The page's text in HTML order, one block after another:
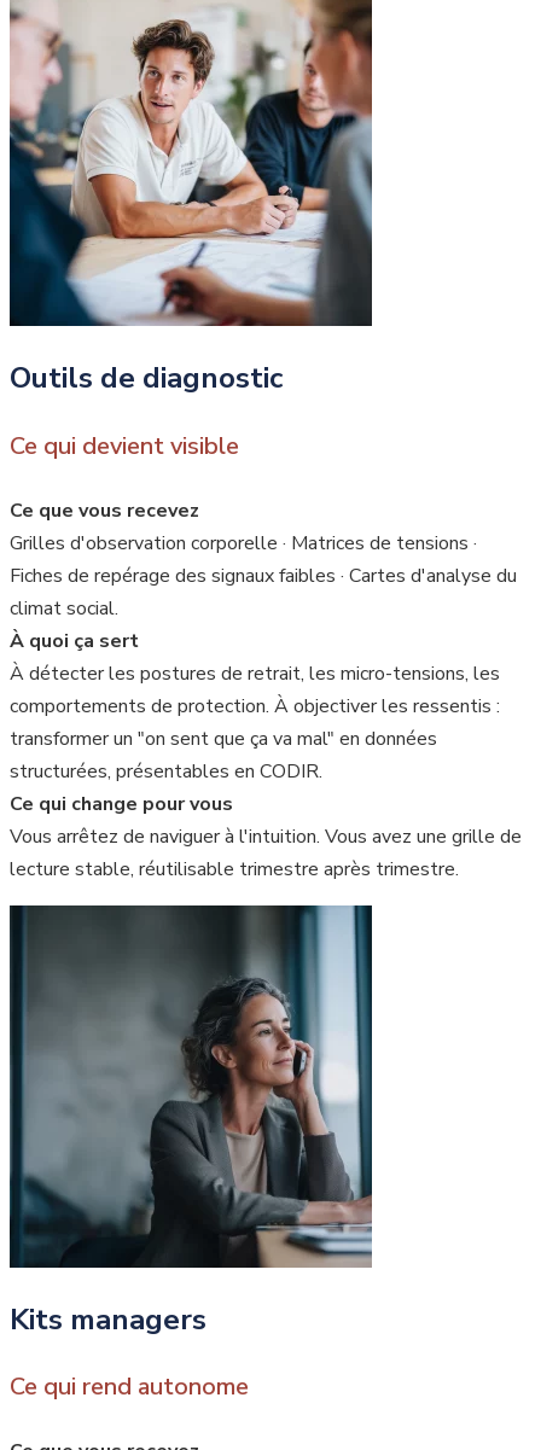
Outils de diagnostic
Ce qui devient visible
Ce que vous recevez
Grilles d'observation corporelle · Matrices de tensions ·
Fiches de repérage des signaux faibles · Cartes d'analyse du
climat social.
À quoi ça sert
À détecter les postures de retrait, les micro-tensions, les
comportements de protection. À objectiver les ressentis :
transformer un "on sent que ça va mal" en données
structurées, présentables en CODIR.
Ce qui change pour vous
Vous arrêtez de naviguer à l'intuition. Vous avez une grille de
lecture stable, réutilisable trimestre après trimestre.
Kits managers
Ce qui rend autonome